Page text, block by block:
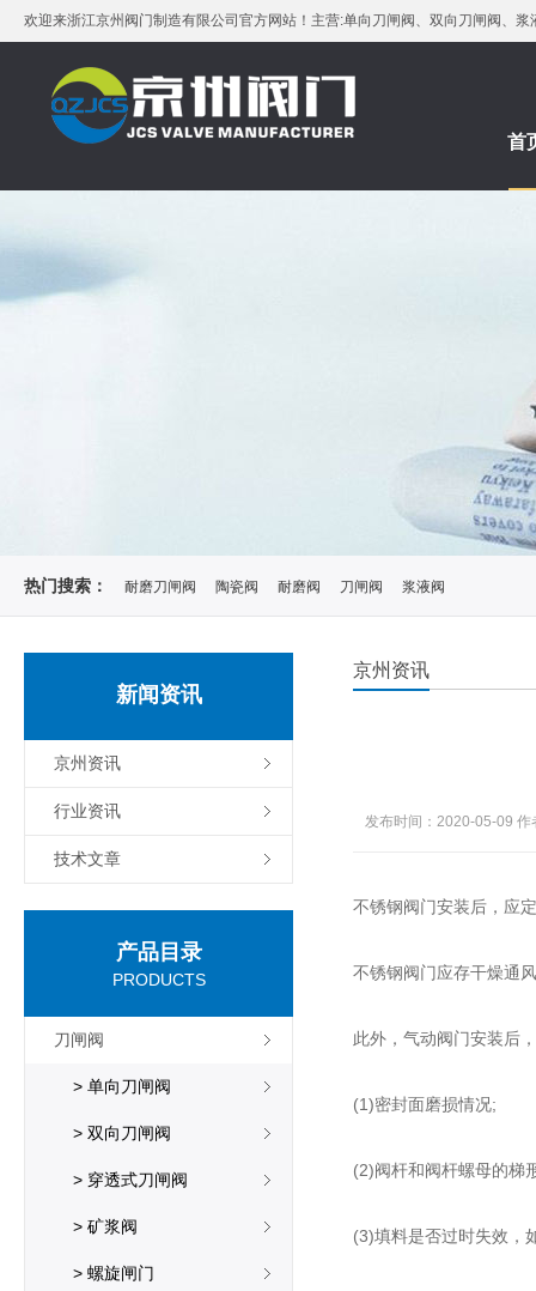
欢迎来浙江京州阀门制造有限公司官方网站！主营:单向刀闸阀、双向刀闸阀、
首
热门搜索： 耐磨刀闸阀 陶瓷阀 耐磨阀 刀闸阀 浆液阀
新闻资讯
京州资讯
行业资讯
技术文章
产品目录
PRODUCTS
刀闸阀
> 单向刀闸阀
> 双向刀闸阀
> 穿透式刀闸阀
> 矿浆阀
> 螺旋闸门
京州资讯
发布时间：2020-05-09 作
不锈钢阀门安装后，应
不锈钢阀门应存干燥通
此外，气动阀门安装
(1)密封面磨损情况;
(2)阀杆和阀杆螺母的
(3)填料是否过时失效